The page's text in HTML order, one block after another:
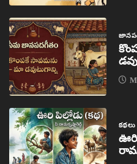
కథలు